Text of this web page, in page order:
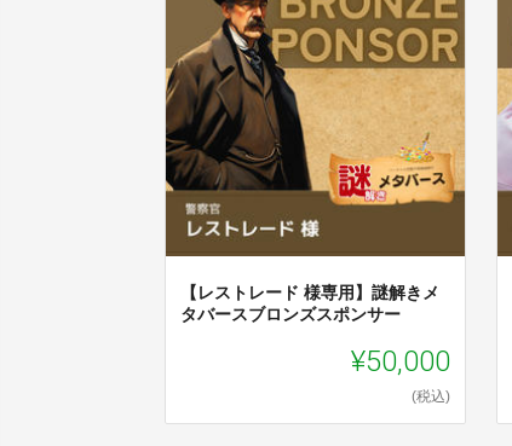
【レストレード 様専用】謎解きメ
タバースブロンズスポンサー
¥50,000
(税込)